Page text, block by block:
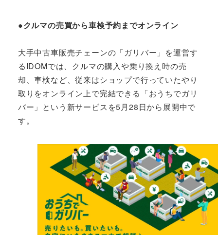
●クルマの売買から車検予約までオンライン
大手中古車販売チェーンの「ガリバー」を運営す
るIDOMでは、クルマの購入や乗り換え時の売
却、車検など、従来はショップで行っていたやり
取りをオンライン上で完結できる「おうちでガリ
バー」という新サービスを5月28日から展開中で
す。